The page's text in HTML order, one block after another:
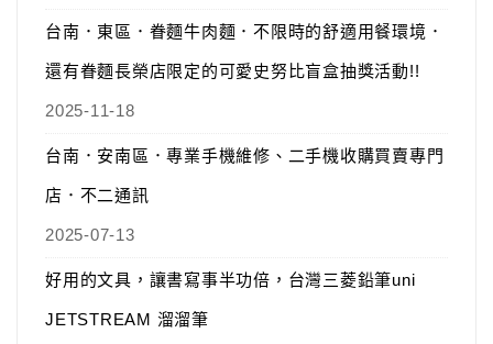
台南．東區．眷麵牛肉麵．不限時的舒適用餐環境．
還有眷麵長榮店限定的可愛史努比盲盒抽獎活動!!
2025-11-18
台南．安南區．專業手機維修、二手機收購買賣專門
店．不二通訊
2025-07-13
好用的文具，讓書寫事半功倍，台灣三菱鉛筆uni
JETSTREAM 溜溜筆